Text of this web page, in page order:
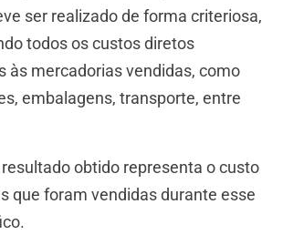
ser realizado de forma criteriosa,
todos os custos diretos
às mercadorias vendidas, como
embalagens, transporte, entre
obtido representa o custo
que foram vendidas durante esse